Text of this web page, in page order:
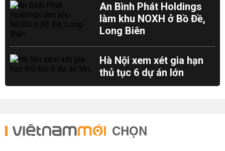
An Bình Phát Holdings
làm khu NOXH ở Bồ Đề,
Long Biên
Hà Nội xem xét gia hạn
thủ tục 6 dự án lớn
CHỌN